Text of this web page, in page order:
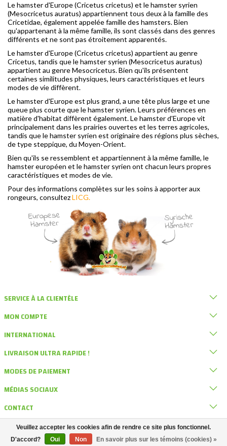
Le hamster d'Europe (Cricetus cricetus) et le hamster syrien
(Mesocricetus auratus) appartiennent tous deux à la famille des
Cricetidae, également appelée famille des hamsters. Bien
qu'appartenant à la même famille, ils sont classés dans des genres
différents et ne sont pas étroitement apparentés.
Le hamster d'Europe (Cricetus cricetus) appartient au genre
Cricetus, tandis que le hamster syrien (Mesocricetus auratus)
appartient au genre Mesocricetus. Bien qu'ils présentent
certaines similitudes physiques, leurs caractéristiques et leurs
modes de vie diffèrent.
Le hamster d'Europe est plus grand, a une tête plus large et une
queue plus courte que le hamster syrien. Leurs préférences en
matière d'habitat diffèrent également. Le hamster d'Europe vit
principalement dans les prairies ouvertes et les terres agricoles,
tandis que le hamster syrien est originaire des régions plus sèches,
de type steppique, du Moyen-Orient.
Bien qu'ils se ressemblent et appartiennent à la même famille, le
hamster européen et le hamster syrien ont chacun leurs propres
caractéristiques et modes de vie.
Pour des informations complètes sur les soins à apporter aux
rongeurs, consultezLICG.
SERVICE À LA CLIENTÈLE
MON COMPTE
INTERNATIONAL
LIVRAISON ULTRA RAPIDE !
MODES DE PAIEMENT
MÉDIAS SOCIAUX
CONTACT
© DRD Knaagdierwinkel
Veuillez accepter les cookies afin de rendre ce site plus fonctionnel.
D'accord?
Oui Non En savoir plus sur les témoins (cookies) »